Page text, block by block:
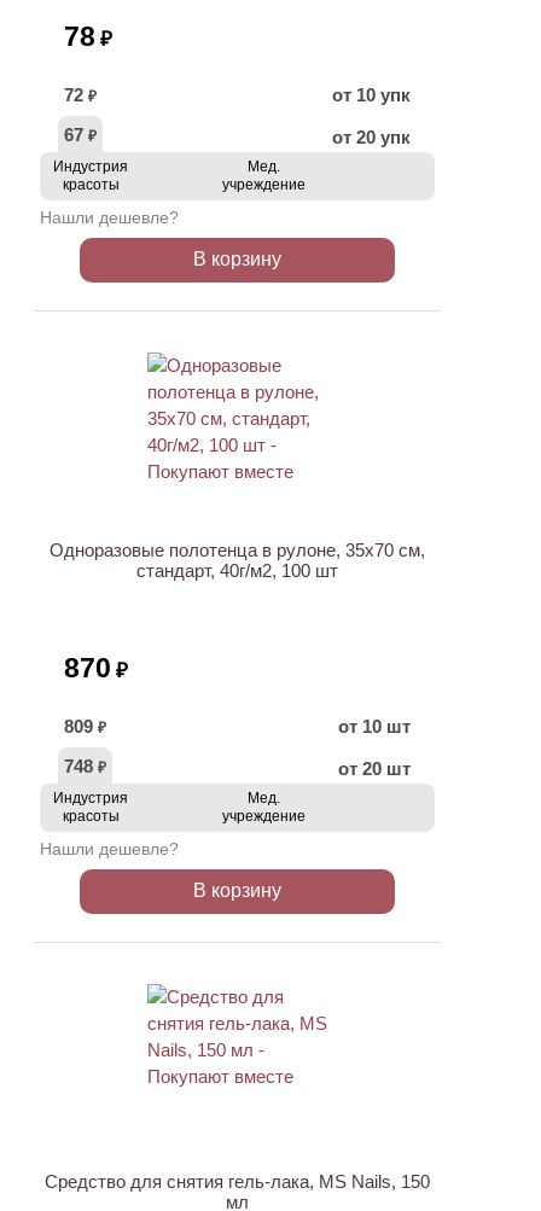
78 ₽
72 ₽
от 10 упк
67 ₽ от 20 упк
Индустрия
красоты
Мед.
учреждение
Нашли дешевле?
В корзину
Одноразовые полотенца в рулоне, 35х70 см,
стандарт, 40г/м2, 100 шт
870 ₽
809 ₽
от 10 шт
748 ₽ от 20 шт
Индустрия
красоты
Мед.
учреждение
Нашли дешевле?
В корзину
Средство для снятия гель-лака, MS Nails, 150
мл